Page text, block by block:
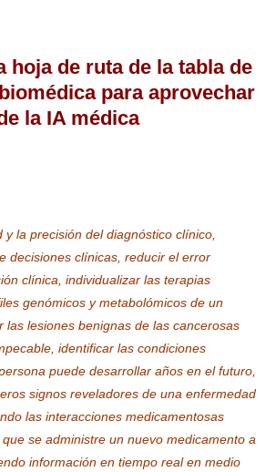
hoja de ruta de la tabla de
para aprovechar
la IA médica
la precisión del diagnóstico clínico,
decisiones clínicas, reducir el error
clínica, individualizar las terapias
genómicos y metabolómicos de un
las lesiones benignas de las cancerosas
identificar las condiciones
puede desarrollar años en el futuro,
signos reveladores de una enfermedad
las interacciones medicamentosas
se administre un nuevo medicamento a
información en tiempo real en medio